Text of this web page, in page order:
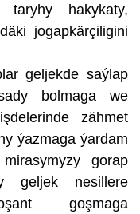
taryhy hakykaty,
jogapkärçiligini
geljekde saýlap
bolmaga we
zähmet
ýazmaga ýardam
gorap
geljek nesillere
goşmaga